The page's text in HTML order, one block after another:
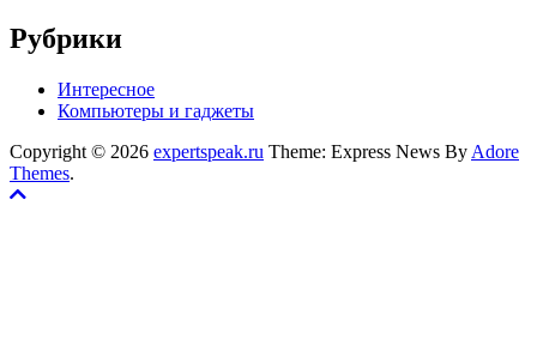
Рубрики
Интересное
Компьютеры и гаджеты
Copyright © 2026 expertspeak.ru Theme: Express News By Adore
Themes.